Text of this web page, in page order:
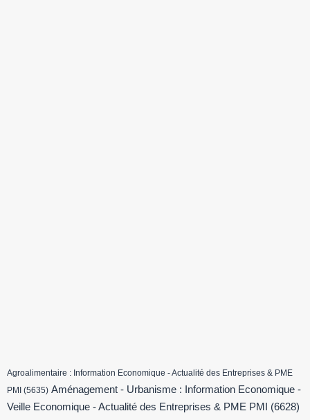
Agroalimentaire : Information Economique - Actualité des Entreprises & PME
PMI (5635) Aménagement - Urbanisme : Information Economique -
Veille Economique - Actualité des Entreprises & PME PMI
(6628)